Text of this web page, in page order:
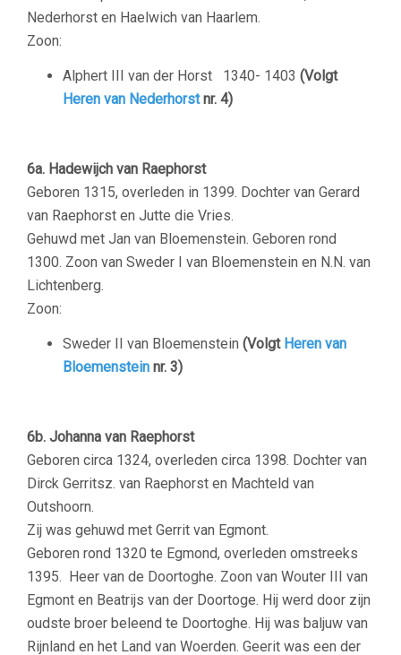
Nederhorst en Haelwich van Haarlem.
Zoon:
Alphert III van der Horst 1340- 1403 (Volgt
Heren van Nederhorstnr. 4)
6a. Hadewijch van Raephorst
Geboren 1315, overleden in 1399. Dochter van Gerard
van Raephorst en Jutte die Vries.
Gehuwd met Jan van Bloemenstein. Geboren rond
1300. Zoon van Sweder I van Bloemenstein en N.N. van
Lichtenberg.
Zoon:
Sweder II van Bloemenstein (Volgt Heren van
Bloemenstein nr. 3)
6b. Johanna van Raephorst
Geboren circa 1324, overleden circa 1398. Dochter van
Dirck Gerritsz. van Raephorst en Machteld van
Outshoorn.
Zij was gehuwd met Gerrit van Egmont.
Geboren rond 1320 te Egmond, overleden omstreeks
1395. Heer van de Doortoghe. Zoon van Wouter III van
Egmont en Beatrijs van der Doortoge. Hij werd door zijn
oudste broer beleend te Doortoghe. Hij was baljuw van
Rijnland en het Land van Woerden. Geerit was een der